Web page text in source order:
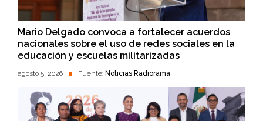
Mario Delgado convoca a fortalecer acuerdos
nacionales sobre el uso de redes sociales en la
educación y escuelas militarizadas
agosto 5, 2026 Fuente: Noticias Radiorama